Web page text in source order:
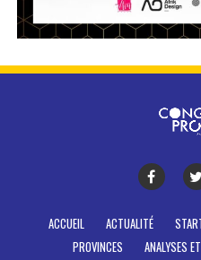
ACCUEIL ACTUALITÉ
PROVINCES
ANALYSES